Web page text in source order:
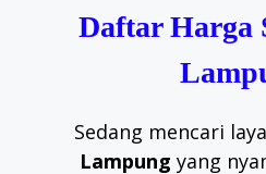
Daftar Harga
Sedang mencari
Lampung yang